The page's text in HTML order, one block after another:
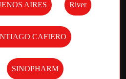
AIRES River
CAFIERO
SINOPHARM